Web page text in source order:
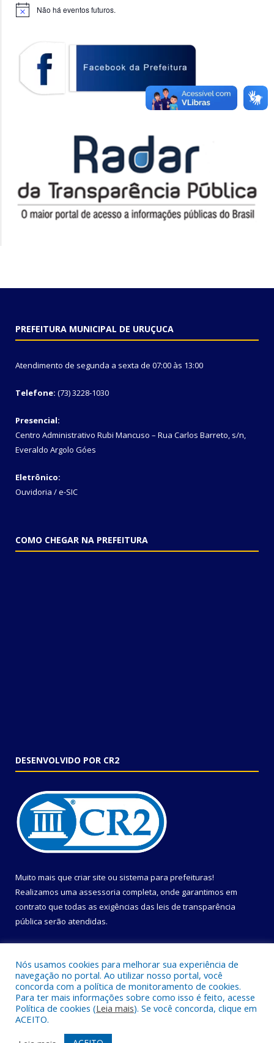
Notice Não há eventos futuros.
PREFEITURA MUNICIPAL DE URUÇUCA
Atendimento de segunda a sexta de 07:00 às 13:00
Telefone: (73) 3228-1030
Presencial:
Centro Administrativo Rubi Mancuso – Rua Carlos Barreto, s/n,
Everaldo Argolo Góes
Eletrônico:
Ouvidoria /e-SIC
COMO CHEGAR NA PREFEITURA
DESENVOLVIDO POR CR2
Muito mais que criar site ou sistema para prefeituras!
Realizamos uma assessoria completa, onde garantimos em
contrato que todas as exigências das leis de transparência
pública serão atendidas.
Todos os direitos reservados a Prefeitura Municipal de Uruçuca.
Nós usamos cookies para melhorar sua experiência de
navegação no portal. Ao utilizar nosso portal, você
concorda com a política de monitoramento de cookies.
Para ter mais informações sobre como isso é feito, acesse
Política de cookies (Leia mais). Se você concorda, clique em
ACEITO.